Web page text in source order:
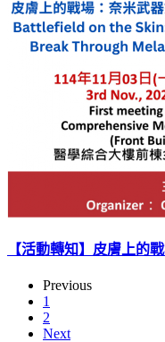
【活動轉知】皮膚上的
Previous
1
2
Next